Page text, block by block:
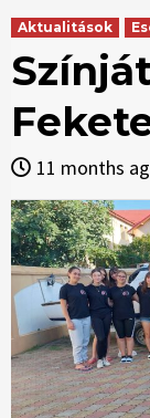
Aktualitások
11 months